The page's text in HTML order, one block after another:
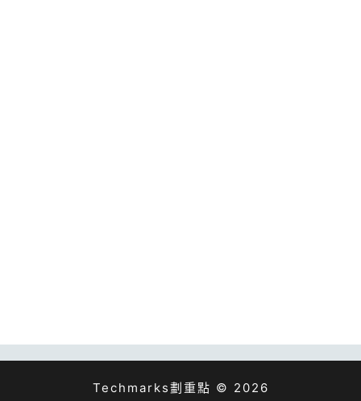
Techmarks劃重點 © 2026